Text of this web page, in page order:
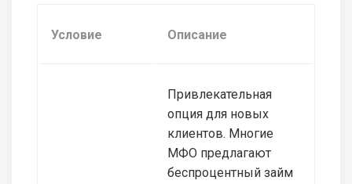
Условие Описание
Привлекательная
опция для новых
клиентов. Многие
МФО предлагают
беспроцентный займ